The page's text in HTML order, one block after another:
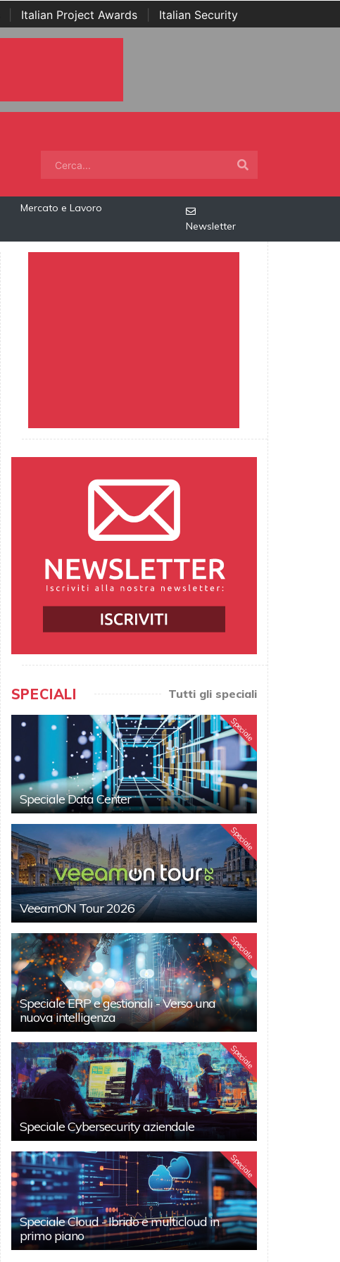
Italian Project Awards
Italian Security
Mercato e Lavoro
Newsletter
SPECIALI Tutti gli speciali
Speciale
Speciale Data Center
Speciale
VeeamON Tour 2026
Speciale
Speciale ERP e gestionali - Verso una
nuova intelligenza
Speciale
Speciale Cybersecurity aziendale
Speciale
Speciale Cloud - Ibrido e multicloud in
primo piano